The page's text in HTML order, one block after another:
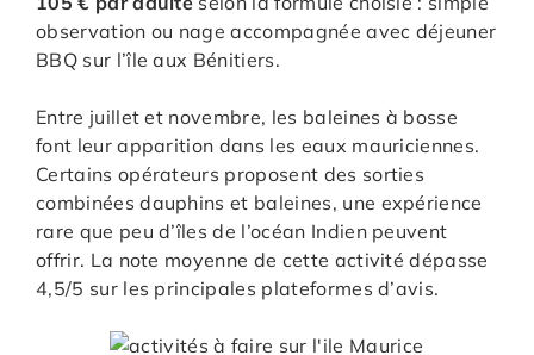
observation ou nage accompagnée avec déjeuner
BBQ sur l’île aux Bénitiers.
Entre juillet et novembre, les baleines à bosse
font leur apparition dans les eaux mauriciennes.
Certains opérateurs proposent des sorties
combinées dauphins et baleines, une expérience
rare que peu d’îles de l’océan Indien peuvent
offrir. La note moyenne de cette activité dépasse
4,5/5 sur les principales plateformes d’avis.